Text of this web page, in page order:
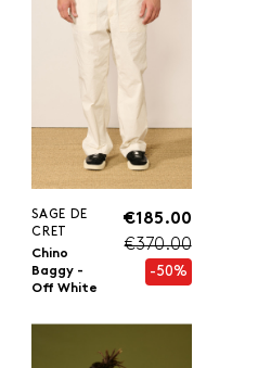
SAGE DE
CRET
Chino
Baggy -
Off White
€185.00
€370.00
-50%